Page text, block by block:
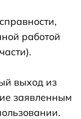
работой
выход из
заявленным